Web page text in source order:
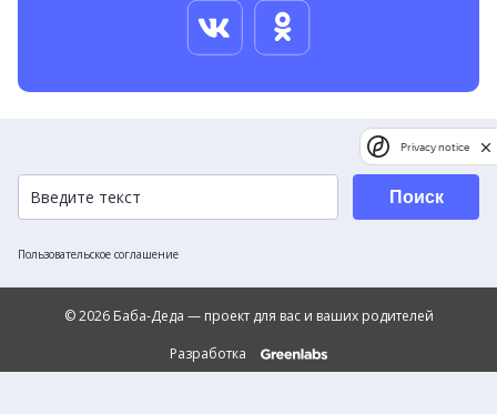
Пользовательское соглашение
Поиск
© 2026 Баба-Деда — проект для вас и ваших родителей
Разработка
Privacy notice